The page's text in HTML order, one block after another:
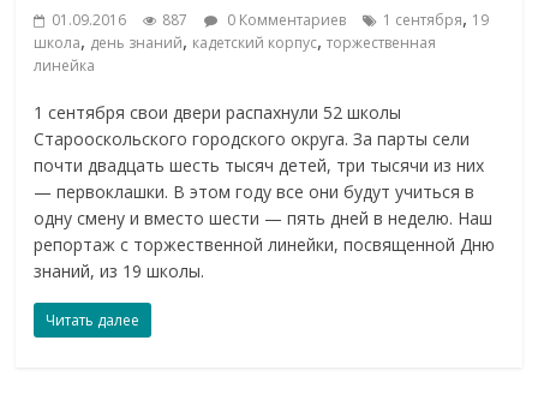
01.09.2016 887 0 Комментариев 1 сентября, 19
школа, день знаний, кадетский корпус,торжественная
линейка
1 сентября свои двери распахнули 52 школы
Старооскольского городского округа. За парты сели
почти двадцать шесть тысяч детей, три тысячи из них
— первоклашки. В этом году все они будут учиться в
одну смену и вместо шести — пять дней в неделю. Наш
репортаж с торжественной линейки, посвященной Дню
знаний, из 19 школы.
Читать далее